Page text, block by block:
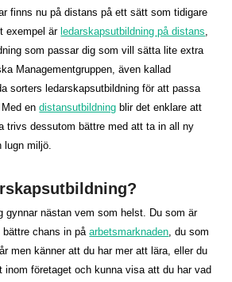
finns nu på distans på ett sätt som tidigare
exempel är ledarskapsutbildning på distans,
som passar dig som vill sätta lite extra
Managementgruppen, även kallad
sorters ledarskapsutbildning för att passa
Med endistansutbildning blir det enklare att
trivs dessutom bättre med att ta in all ny
lugn miljö.
gynnar nästan vem som helst. Du som är
bättre chans in påarbetsmarknaden, du som
men känner att du har mer att lära, eller du
inom företaget och kunna visa att du har vad